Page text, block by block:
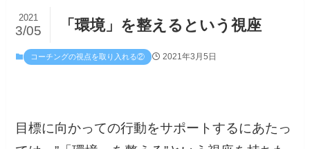
「環境」を整えるという視座
2021
3/05
コーチングの視点を取り入れる② 2021年3月5日
目標に向かっての行動をサポートするにあたっ